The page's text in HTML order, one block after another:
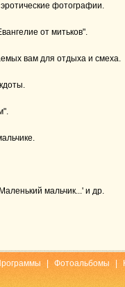
фотографии.
от митьков".
вам для отдыха и смеха.
мальчик...' и др.
Фотоальбомы